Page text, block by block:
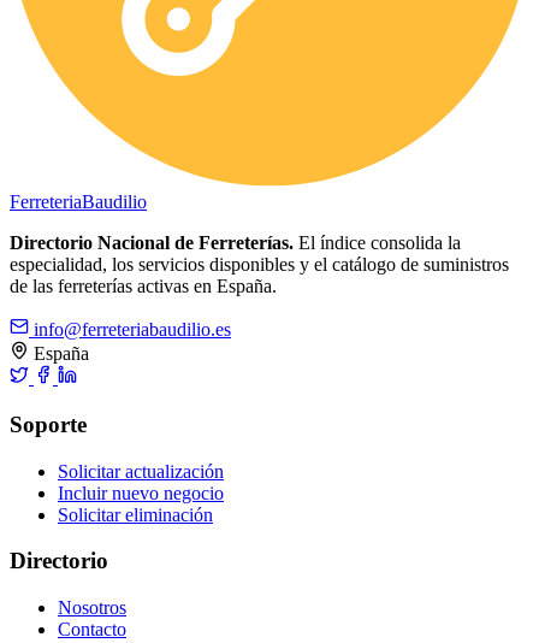
FerreteriaBaudilio
Directorio Nacional de Ferreterías. El índice consolida la
especialidad, los servicios disponibles y el catálogo de suministros
de las ferreterías activas en España.
info@ferreteriabaudilio.es
España
Soporte
Solicitar actualización
Incluir nuevo negocio
Solicitar eliminación
Directorio
Nosotros
Contacto